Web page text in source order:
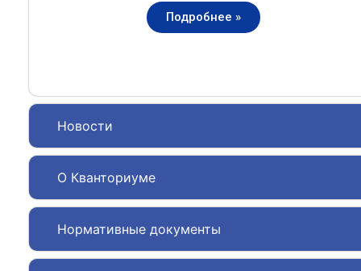
Новости
О Кванториуме
Нормативные документы
Подробнее »